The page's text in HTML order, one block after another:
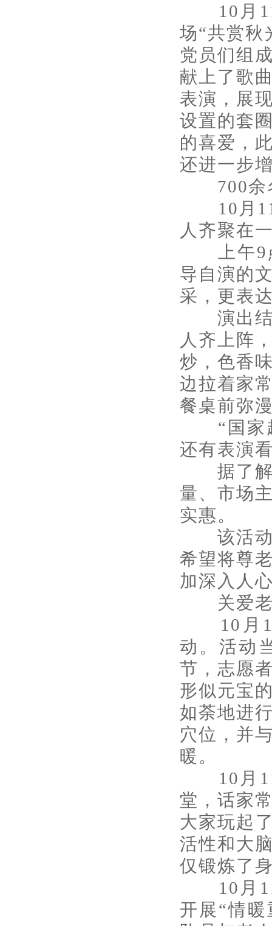
10月11
场“共赏秋
党员们组
献上了歌
表演，展
设置的套
的喜爱，
还进一步
700余名
10月11
人齐聚在
上午9点
导自演的
采，更表
演出结
人齐上阵
炒，色香
边拉着家
餐桌前弥
“国家越
还有表演
据了解
量、市场
实惠。
该活动
希望将尊
加深入人
关爱老
10月11
动。活动
节，志愿
形似元宝
如荼地进
穴位，并
暖。
10月11
堂，话家
大家玩起
活性和大
仅锻炼了
10月11
开展“情